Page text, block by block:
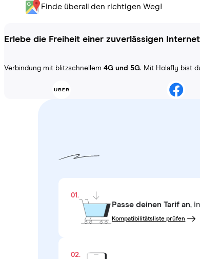
Finde überall den richtigen Weg!
Erlebe die Freiheit einer zuverlässigen
Verbindung mit blitzschnellem 4G und 5G. Mit Holafly bist
01.
Passe deinen Tarif an,
Kompatibilitätsliste prüfen
02.